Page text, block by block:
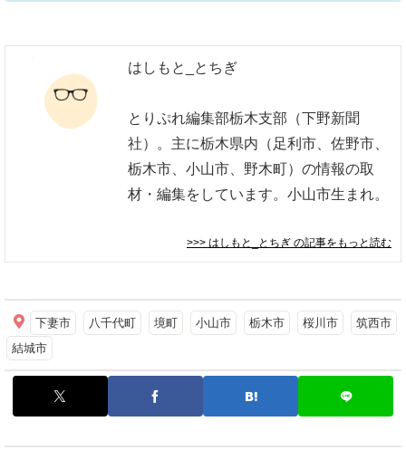
はしもと_とちぎ
とりぷれ編集部栃木支部（下野新聞
社）。主に栃木県内（足利市、佐野市、
栃木市、小山市、野木町）の情報の取
材・編集をしています。小山市生まれ。
>>> はしもと_とちぎ の記事をもっと読む
下妻市 八千代町 境町 小山市 栃木市 桜川市
筑西市
結城市